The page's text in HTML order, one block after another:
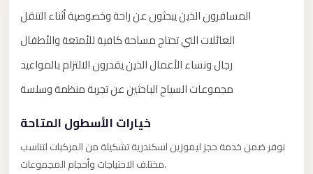
المسافرون الذين يبحثون عن راحة وخصوصية أثناء التنقل
العائلات التي تحتاج مساحة كافية للأمتعة والأطفال
رجال ونساء الأعمال الذين يقدرون الالتزام بالمواعيد
مجموعات السياح الباحثين عن تجربة منظمة وسلسة
خيارات الأسطول المتاحة
نوفر ضمن خدمة حجز ليموزين اسكندرية تشكيلة من المركبات لتناسب
مختلف الاحتياجات وأحجام المجموعات.
Sphinx
Airport
Taxi
Sphinx
Airport
Limousine
Service
Sphinx